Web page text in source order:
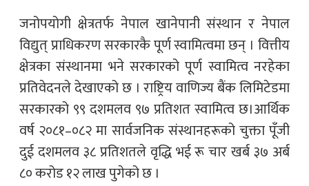
जनोपयोगी क्षेत्रतर्फ नेपाल खानेपानी संस्थान र नेपाल
विद्युत् प्राधिकरण सरकारकै पूर्ण स्वामित्वमा छन् । वित्तीय
क्षेत्रका संस्थानमा भने सरकारको पूर्ण स्वामित्व नरहेका
प्रतिवेदनले देखाएको छ । राष्ट्रिय वाणिज्य बैंक लिमिटेडमा
सरकारको ९९ दशमलव ९७ प्रतिशत स्वामित्व छ।आर्थिक
वर्ष २०८१–०८२ मा सार्वजनिक संस्थानहरूको चुक्ता पूँजी
दुई दशमलव ३८ प्रतिशतले वृद्धि भई रू चार खर्ब ३७ अर्ब
८० करोड १२ लाख पुगेको छ ।